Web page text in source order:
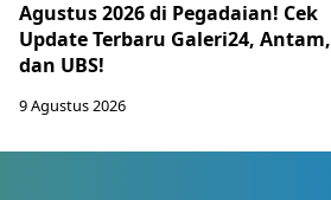
Agustus 2026 di Pegadaian! Cek
Update Terbaru Galeri24, Antam,
dan UBS!
9 Agustus 2026